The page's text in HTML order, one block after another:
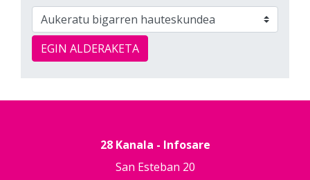
EGIN ALDERAKETA
28 Kanala - Infosare
San Esteban 20